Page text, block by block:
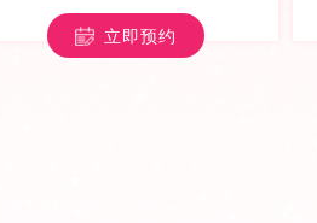
立即预约